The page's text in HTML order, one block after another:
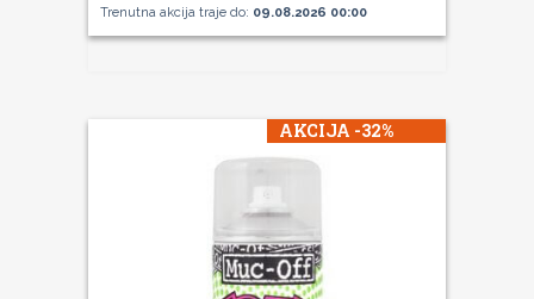
Trenutna akcija traje do: 09.08.2026 00:00
AKCIJA -32%